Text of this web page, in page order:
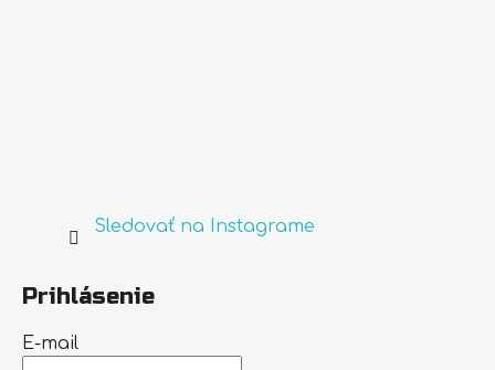
Sledovať na Instagrame
Prihlásenie
E-mail